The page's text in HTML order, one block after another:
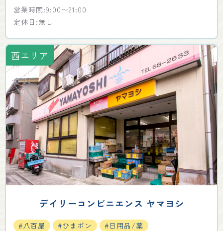
営業時間:9:00〜21:00
定休日:無し
西エリア
デイリーコンビニエンス ヤマヨシ
#八百屋 #ひまポン
#日用品/薬